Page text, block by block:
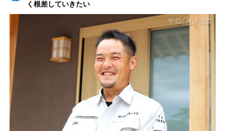
く根差していきたい